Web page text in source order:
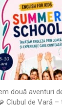
două aventuri
Clubul de Vară –